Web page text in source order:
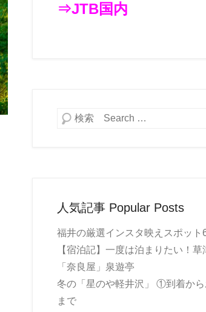
⇒JTB国内
検索
人気記事 Popular Posts
福井の厳選インスタ映えスポット
【宿泊記】一度は泊まりたい！草
「奈良屋」泉遊亭
冬の「星のや軽井沢」 ①到着から
まで